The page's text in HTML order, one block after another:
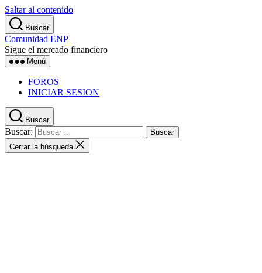
Saltar al contenido
Buscar
Comunidad ENP
Sigue el mercado financiero
Menú
FOROS
INICIAR SESION
Buscar
Buscar:
Cerrar la búsqueda